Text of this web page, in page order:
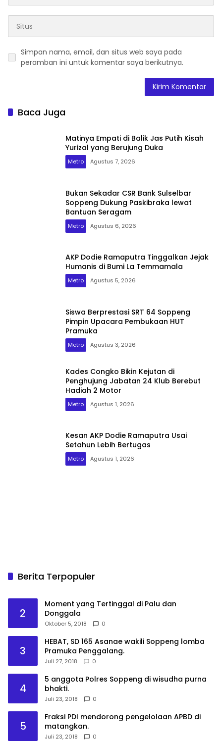
Simpan nama, email, dan situs web saya pada
peramban ini untuk komentar saya berikutnya.
Baca Juga
Matinya Empati di Balik Jas Putih Kisah
Yurizal yang Berujung Duka
Metro Agustus 7, 2026
Bukan Sekadar CSR Bank Sulselbar
Soppeng Dukung Paskibraka lewat
Bantuan Seragam
Metro Agustus 6, 2026
AKP Dodie Ramaputra Tinggalkan Jejak
Humanis di Bumi La Temmamala
Metro Agustus 5, 2026
Siswa Berprestasi SRT 64 Soppeng
Pimpin Upacara Pembukaan HUT
Pramuka
Metro Agustus 3, 2026
Kades Congko Bikin Kejutan di
Penghujung Jabatan 24 Klub Berebut
Hadiah 2 Motor
Metro Agustus 1, 2026
Kesan AKP Dodie Ramaputra Usai
Setahun Lebih Bertugas
Metro Agustus 1, 2026
Berita Terpopuler
2
Moment yang Tertinggal di Palu dan
Donggala
Oktober 5, 2018 0
3
HEBAT, SD 165 Asanae wakili Soppeng lomba
Pramuka Penggalang.
Juli 27, 2018 0
4
5 anggota Polres Soppeng di wisudha purna
bhakti.
Juli 23, 2018 0
5
Fraksi PDI mendorong pengelolaan APBD di
matangkan.
Juli 23, 2018 0